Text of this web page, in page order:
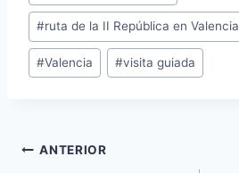
#ruta de la II República en Valencia
#Valencia #visita guiada
ANTERIOR